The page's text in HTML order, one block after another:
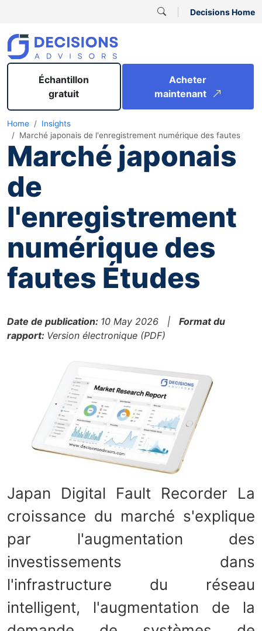
Decisions Home
Échantillon
gratuit
Acheter
maintenant
Home
Insights
Marché japonais de l'enregistrement numérique des fautes
Marché japonais
de
l'enregistrement
numérique des
fautes Études
Date de publication: 10 May 2026 | Format du
rapport: Version électronique (PDF)
Japan Digital Fault Recorder La
croissance du marché s'explique
par l'augmentation des
investissements dans
l'infrastructure du réseau
intelligent, l'augmentation de la